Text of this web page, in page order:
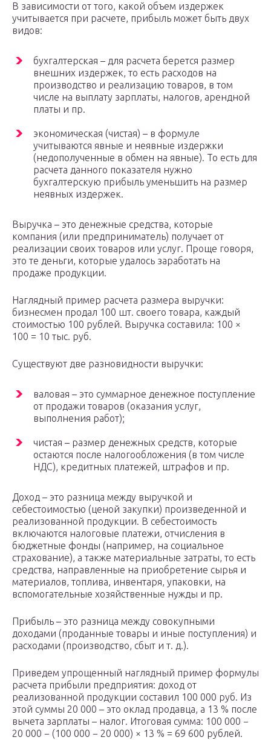
В зависимости от того, какой объем издержек
учитывается при расчете, прибыль может быть двух
видов:
бухгалтерская – для расчета берется размер
внешних издержек, то есть расходов на
производство и реализацию товаров, в том
числе на выплату зарплаты, налогов, арендной
платы и пр.
экономическая (чистая) – в формуле
учитываются явные и неявные издержки
(недополученные в обмен на явные). То есть для
расчета данного показателя нужно
бухгалтерскую прибыль уменьшить на размер
неявных издержек.
Выручка – это денежные средства, которые
компания (или предприниматель) получает от
реализации своих товаров или услуг. Проще говоря,
это те деньги, которые удалось заработать на
продаже продукции.
Наглядный пример расчета размера выручки:
бизнесмен продал 100 шт. своего товара, каждый
стоимостью 100 рублей. Выручка составила: 100 ×
100 = 10 тыс. руб.
Существуют две разновидности выручки:
валовая – это суммарное денежное поступление
от продажи товаров (оказания услуг,
выполнения работ);
чистая – размер денежных средств, которые
остаются после налогообложения (в том числе
НДС), кредитных платежей, штрафов и пр.
Доход – это разница между выручкой и
себестоимостью (ценой закупки) произведенной и
реализованной продукции. В себестоимость
включаются налоговые платежи, отчисления в
бюджетные фонды (например, на социальное
страхование), а также материальные затраты, то есть
средства, направленные на приобретение сырья и
материалов, топлива, инвентаря, упаковки, на
вспомогательные хозяйственные нужды и пр.
Прибыль – это разница между совокупными
доходами (проданные товары и иные поступления) и
расходами (производство, сбыт и т. д.).
Приведем упрощенный наглядный пример формулы
расчета прибыли предприятия: доход от
реализованной продукции составил 100 000 руб. Из
этой суммы 20 000 – это оклад продавца, а 13 % после
вычета зарплаты – налог. Итоговая сумма: 100 000 −
20 000 − (100 000 − 20 000) × 13 % = 69 600 рублей.